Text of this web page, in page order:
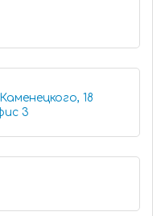
18
район) офис 3